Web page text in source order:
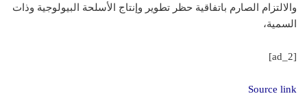
والالتزام الصارم باتفاقية حظر تطوير وإنتاج الأسلحة البيولوجية وذات
السمية،
[ad_2]
Source link